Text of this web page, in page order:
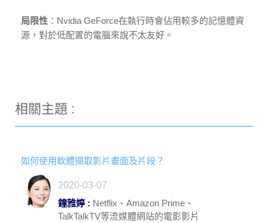
局限性 ：Nvidia GeForce在執行時會佔用較多的記憶體資
源，對於低配置的電腦來說不太友好。
相關主題 :
如何使用軟體擷取影片畫面及片段？
2020-03-07
鐘雅婷 : Netflix、Amazon Prime、
TalkTalkTV等流媒體網站的電影影片